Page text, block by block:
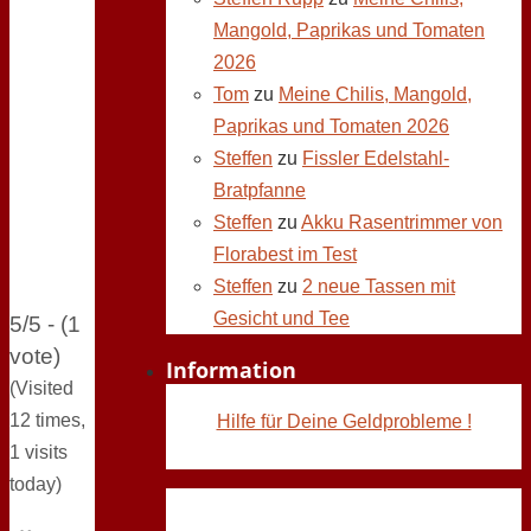
5/5 - (1
vote)
(Visited
12 times,
1 visits
today)
Mangold, Paprikas und Tomaten
2026
Tom zu Meine Chilis, Mangold,
Paprikas und Tomaten 2026
Steffen zu Fissler Edelstahl-
Bratpfanne
Steffen zu Akku Rasentrimmer von
Florabest im Test
Steffen zu 2 neue Tassen mit
Gesicht und Tee
Information
Hilfe für Deine Geldprobleme !